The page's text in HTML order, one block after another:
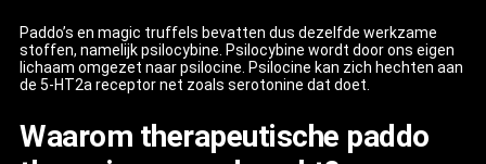
Paddo’s en magic truffels bevatten dus dezelfde werkzame
stoffen, namelijk psilocybine. Psilocybine wordt door ons eigen
lichaam omgezet naar psilocine. Psilocine kan zich hechten aan
de 5-HT2a receptor net zoals serotonine dat doet.
Waarom therapeutische paddo